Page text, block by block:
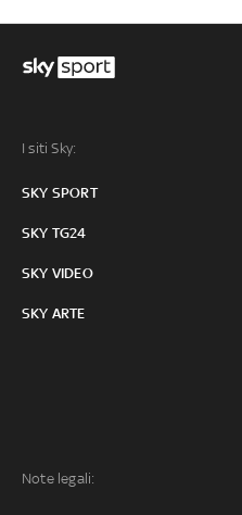
I siti Sky:
SKY SPORT
SKY TG24
SKY VIDEO
SKY ARTE
Note legali: